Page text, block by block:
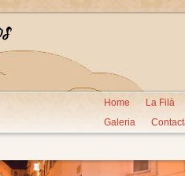
Home
La Filà
Galeria